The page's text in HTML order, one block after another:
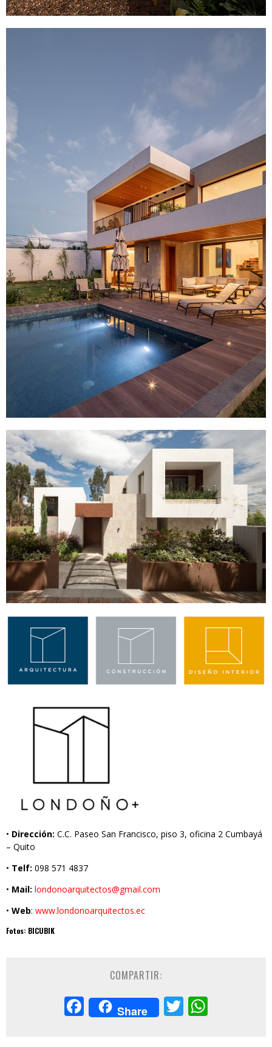
• Dirección: C.C. Paseo San Francisco, piso 3, oficina 2 Cumbayá
– Quito
• Telf: 098 571 4837
• Mail: londonoarquitectos@gmail.com
• Web: www.londonoarquitectos.ec
Fotos: BICUBIK
COMPARTIR:
Facebook
Share Twitter